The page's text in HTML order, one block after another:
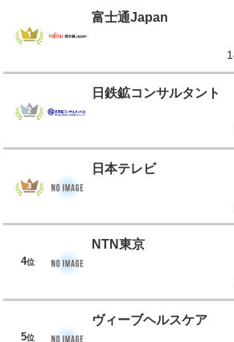
富士通Japan
日鉄鉱コンサルタント
日本テレビ
4位
NTN東京
5位
ヴィーブヘルスケア